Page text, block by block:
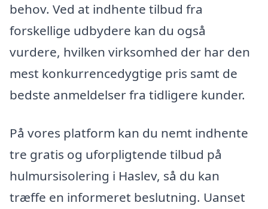
behov. Ved at indhente tilbud fra
forskellige udbydere kan du også
vurdere, hvilken virksomhed der har den
mest konkurrencedygtige pris samt de
bedste anmeldelser fra tidligere kunder.
På vores platform kan du nemt indhente
tre gratis og uforpligtende tilbud på
hulmursisolering i Haslev, så du kan
træffe en informeret beslutning. Uanset